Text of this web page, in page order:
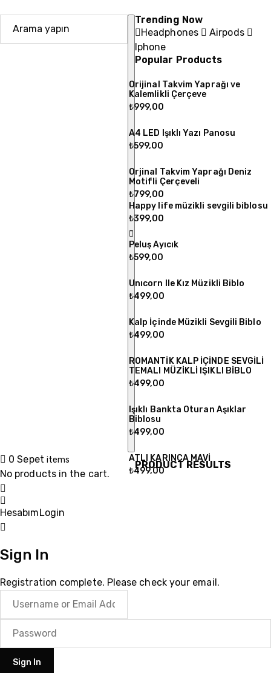
Trending Now
Headphones
Airpods
Iphone
Popular Products
Orijinal Takvim Yaprağı ve
Kalemlikli Çerçeve
₺999,00
A4 LED Işıklı Yazı Panosu
₺599,00
Orjinal Takvim Yaprağı Deniz
Motifli Çerçeveli
₺799,00
Happy life müzikli sevgili biblosu
₺399,00
Peluş Ayıcık
₺599,00
Unıcorn Ile Kız Müzikli Biblo
₺499,00
Kalp İçinde Müzikli Sevgili Biblo
₺499,00
ROMANTİK KALP İÇİNDE SEVGİLİ
TEMALI MÜZİKLİ IŞIKLI BİBLO
₺499,00
Işıklı Bankta Oturan Aşıklar
Biblosu
₺499,00
ATLI KARINCA MAVİ
₺499,00
PRODUCT RESULTS
0 Sepet items
No products in the cart.
HesabımLogin
Sign In
Registration complete. Please check your email.